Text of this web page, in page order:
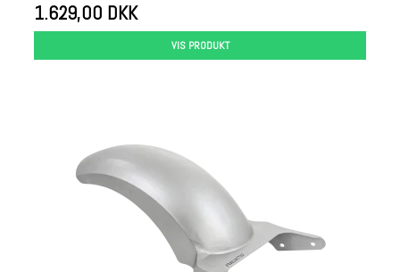
1.629,00 DKK
VIS PRODUKT